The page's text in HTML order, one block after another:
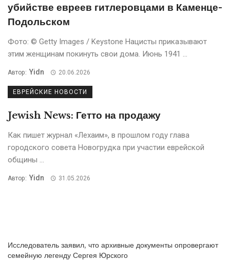
убийстве евреев гитлеровцами в Каменце-
Подольском
Фото: © Getty Images / Keystone Нацисты приказывают
этим женщинам покинуть свои дома. Июнь 1941 ...
Автор: Yidn 20.06.2026
ЕВРЕЙСКИЕ НОВОСТИ
Jewish News: Гетто на продажу
Кaк пишет журнaл «Лехaим», в прошлом году глава
городского совета Новогрудка при участии еврейской
общины ...
Автор: Yidn 31.05.2026
Исследователь заявил, что архивные документы опровергают
семейную легенду Сергея Юрского